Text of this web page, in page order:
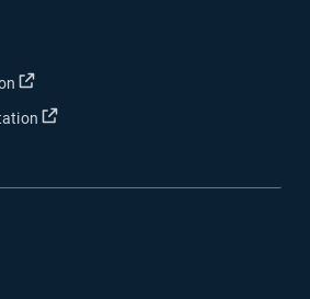
neuem Fenster öffnen
In neuem Fenster öffnen
In neuem Fenster öffnen
Fenster öffnen